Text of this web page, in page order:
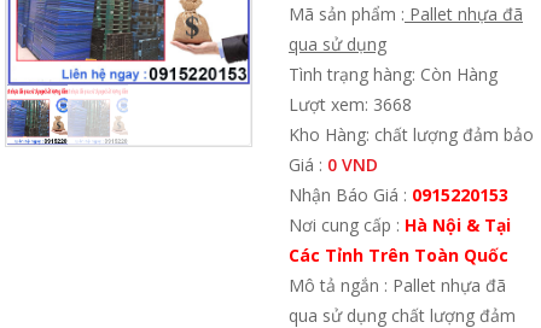
Mã sản phẩm : Pallet nhựa đã
qua sử dụng
Tình trạng hàng: Còn Hàng
Lượt xem: 3668
Kho Hàng: chất lượng đảm bảo
Giá : 0 VND
Nhận Báo Giá : 0915220153
Nơi cung cấp : Hà Nội & Tại
Các Tỉnh Trên Toàn Quốc
Mô tả ngắn : Pallet nhựa đã
qua sử dụng chất lượng đảm